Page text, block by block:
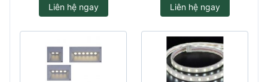
Liên hệ ngay Liên hệ ngay